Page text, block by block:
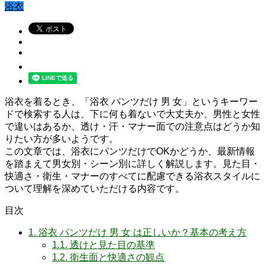
浴衣
浴衣を着るとき、「浴衣 パンツだけ 男 女」というキーワー
ドで検索する人は、下に何も着ないで大丈夫か、男性と女性
で違いはあるか、透け・汗・マナー面での注意点はどうか知
りたい方が多いようです。
この文章では、浴衣にパンツだけでOKかどうか、最新情報
を踏まえて男女別・シーン別に詳しく解説します。見た目・
快適さ・衛生・マナーのすべてに配慮できる浴衣スタイルに
ついて理解を深めていただける内容です。
目次
1. 浴衣 パンツだけ 男 女 は正しいか？基本の考え方
1.1. 透けと見た目の基準
1.2. 衛生面と快適さの観点